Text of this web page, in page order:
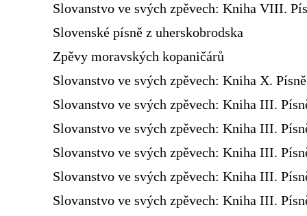
Slovanstvo ve svých zpěvech: Kniha VIII.
Slovenské písně z uherskobrodska
Zpěvy moravských kopaničárů
Slovanstvo ve svých zpěvech: Kniha X.
Slovanstvo ve svých zpěvech: Kniha III.
Slovanstvo ve svých zpěvech: Kniha III.
Slovanstvo ve svých zpěvech: Kniha III.
Slovanstvo ve svých zpěvech: Kniha III.
Slovanstvo ve svých zpěvech: Kniha III.